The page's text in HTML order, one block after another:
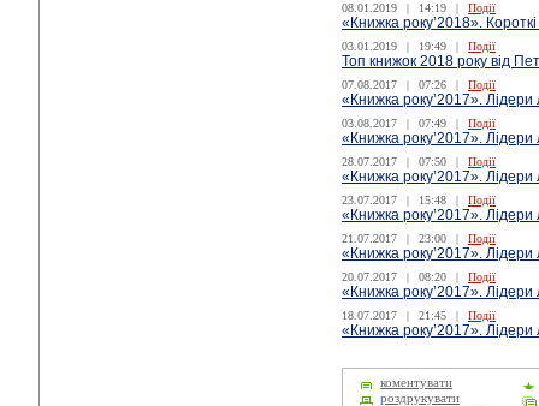
08.01.2019 | 14:19 | Події
«Книжка року’2018».
03.01.2019 | 19:49 | Події
Топ книжок 2018 року від
07.08.2017 | 07:26 | Події
«Книжка року’2017». Лідери
03.08.2017 | 07:49 | Події
«Книжка року’2017».
28.07.2017 | 07:50 | Події
«Книжка року’2017».
23.07.2017 | 15:48 | Події
«Книжка року’2017». Лідери
21.07.2017 | 23:00 | Події
«Книжка року’2017».
20.07.2017 | 08:20 | Події
«Книжка року’2017». Лідери
18.07.2017 | 21:45 | Події
«Книжка року’2017». Лідери
коментувати
роздрукувати